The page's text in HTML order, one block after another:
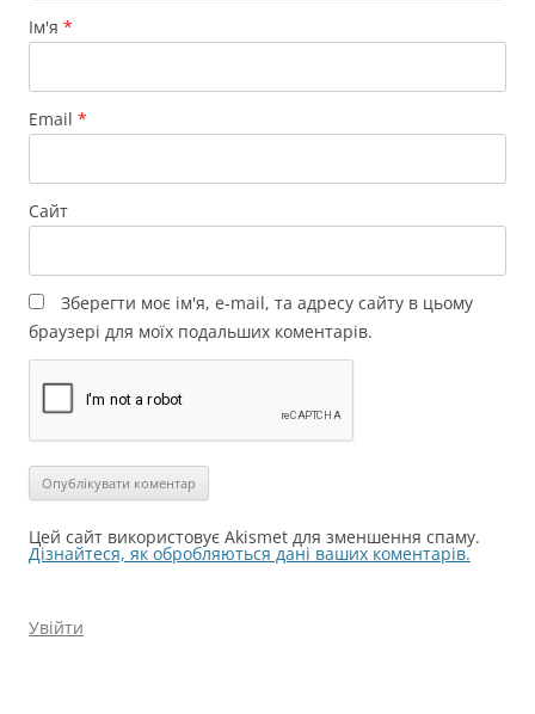
Ім'я *
Email *
Сайт
Зберегти моє ім'я, e-mail, та адресу сайту в цьому
браузері для моїх подальших коментарів.
Цей сайт використовує Akismet для зменшення спаму.
Дізнайтеся, як обробляються дані ваших коментарів.
Увійти